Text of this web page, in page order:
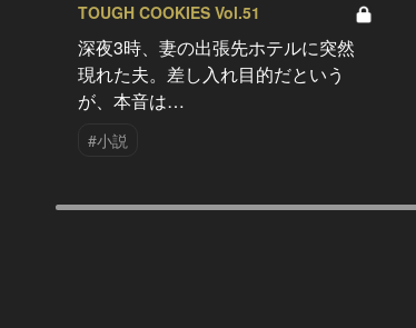
TOUGH COOKIES Vol.51
深夜3時、妻の出張先ホテルに突然
現れた夫。差し入れ目的だという
が、本音は…
#小説